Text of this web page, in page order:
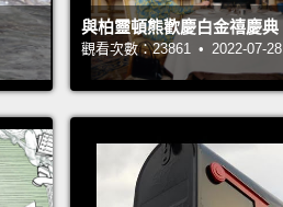
與柏靈頓熊歡慶白金禧慶典
觀看次數：23861 • 2022-07-28